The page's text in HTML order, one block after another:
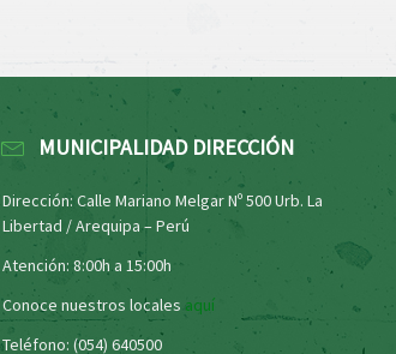
MUNICIPALIDAD DIRECCIÓN
Dirección: Calle Mariano Melgar Nº 500 Urb. La
Libertad / Arequipa – Perú
Atención: 8:00h a 15:00h
Conoce nuestros locales aquí
Teléfono: (054) 640500